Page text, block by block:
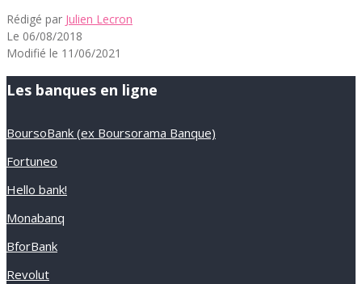
Rédigé par Julien Lecron
Le 06/08/2018
Modifié le 11/06/2021
Les banques en ligne
BoursoBank (ex Boursorama Banque)
Fortuneo
Hello bank!
Monabanq
BforBank
Revolut